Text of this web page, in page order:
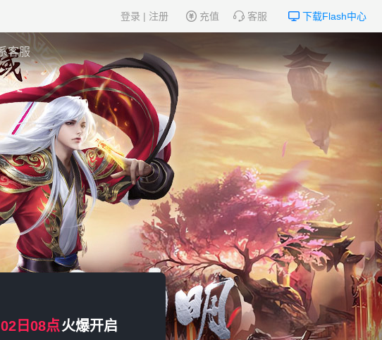
下载Flash中心
客服
充值
登录 | 注册
客服
日08点火爆开启